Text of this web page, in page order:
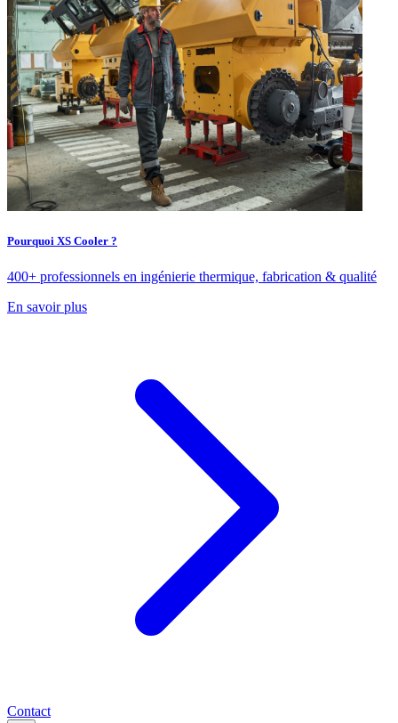
Pourquoi XS Cooler ?
400+ professionnels en ingénierie thermique, fabrication & qualité
En savoir plus
Contact